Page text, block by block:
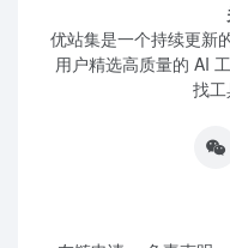
优站集是一个持续更新
用户精选高质量的 AI
找工